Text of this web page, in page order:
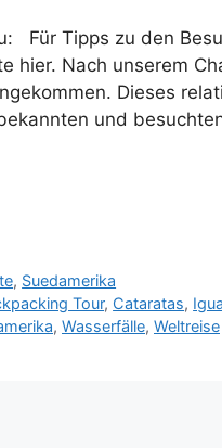
Für Tipps zu den
hier. Nach unserem
Dieses
und
, Suedamerika
Tour, Cataratas,
, Wasserfälle, Weltreise